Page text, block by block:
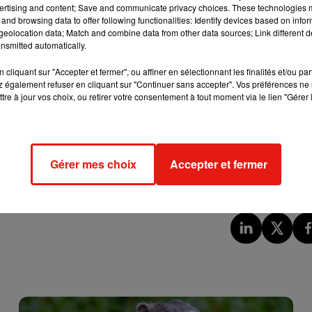
tablettes, les liseuses électroniques, les casques, les
vidéo portables, les GPS, les claviers et souris d'ordinateur,
pour notre environnement", s'est exclamé l'eurodéputé
de nombreux pays suivront l'exemple de l'UE. Nous serons
du principal groupe politique PPE (droite).
and content; Save and communicate privacy choices. These technologies
browsing data to offer following functionalities: Identify devices based on
data; Match and combine data from other data sources; Link different
automatically.
cliquant sur "Accepter et fermer", ou affiner en sélectionnant les finalités et/ou
également refuser en cliquant sur "Continuer sans accepter". Vos préférences
à jour vos choix, ou retirer votre consentement à tout moment via le lien
Gérer mes choix Accepter et fermer